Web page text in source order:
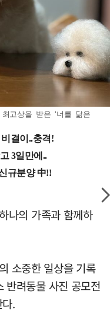
고상을 받은 ‘너를 닮은
나의 가족과 함께하
소중한 일상을 기록
반려동물 사진 공모전
.